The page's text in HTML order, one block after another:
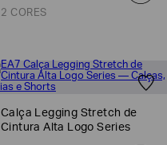
2 CORES
Calça Legging Stretch de
Cintura Alta Logo Series